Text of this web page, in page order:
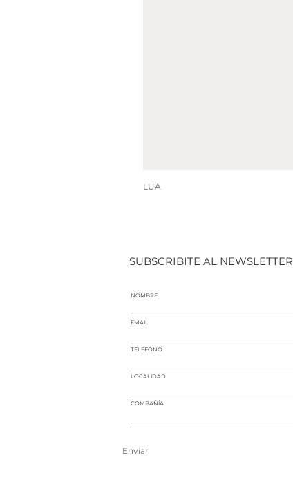
LUA
SUBSCRIBITE AL NEWSLETTER
NOMBRE
EMAIL
TELÉFONO
LOCALIDAD
COMPAÑÍA
Enviar